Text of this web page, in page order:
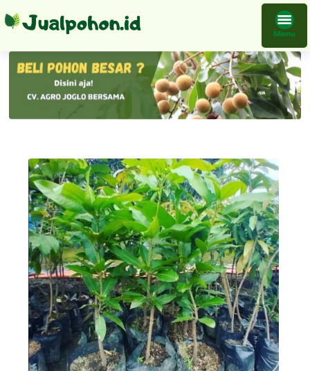
Bibit Mangga Madu Batang